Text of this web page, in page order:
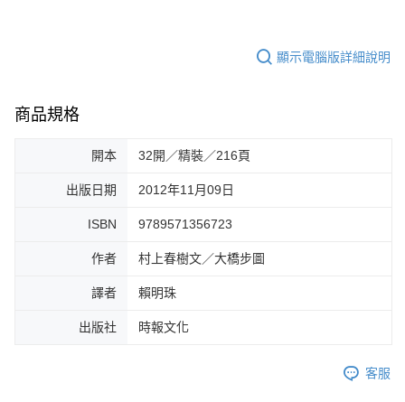
顯示電腦版詳細說明
商品規格
開本 32開／精裝／216頁
出版日期 2012年11月09日
ISBN 9789571356723
作者 村上春樹文／大橋步圖
譯者 賴明珠
出版社 時報文化
客服